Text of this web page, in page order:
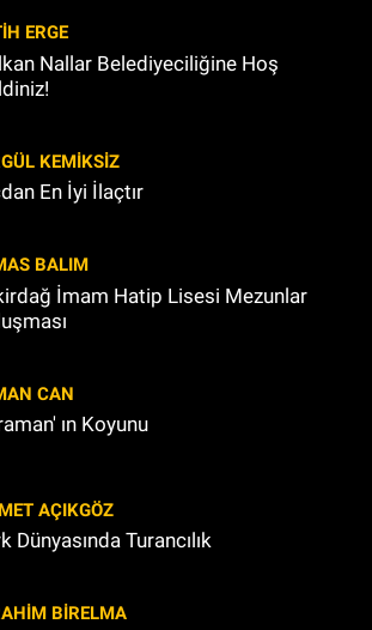
ERGE
Nallar Belediyeciliğine Hoş
KEMİKSİZ
En İyi İlaçtır
BALIM
İmam Hatip Lisesi Mezunlar
CAN
ın Koyunu
AÇIKGÖZ
Dünyasında Turancılık
BİRELMA